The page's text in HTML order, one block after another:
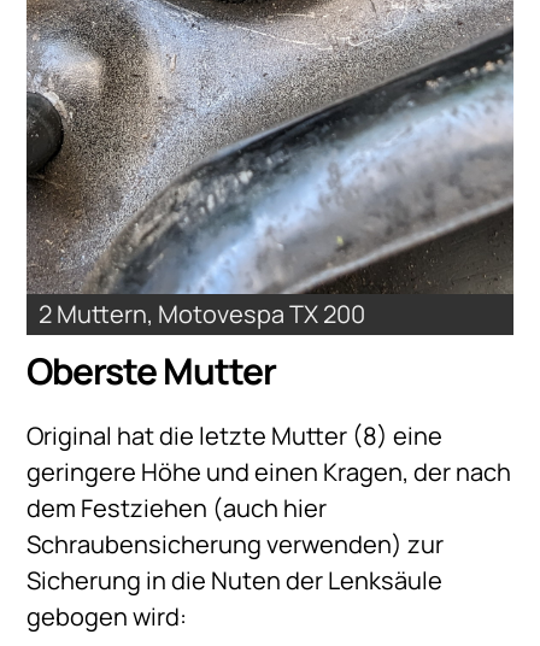
2 Muttern, Motovespa TX 200
Oberste Mutter
Original hat die letzte Mutter (8) eine
geringere Höhe und einen Kragen, der nach
dem Festziehen (auch hier
Schraubensicherung verwenden) zur
Sicherung in die Nuten der Lenksäule
gebogen wird: